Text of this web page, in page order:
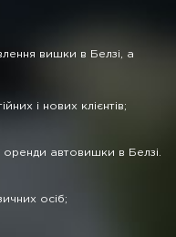
вишки в Белзі, а
і нових клієнтів;
автовишки в Белзі.
осіб;